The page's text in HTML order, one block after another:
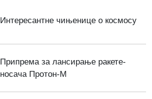
Интересантне чињенице о космосу
Припрема за лансирање ракете-
носача Протон-М